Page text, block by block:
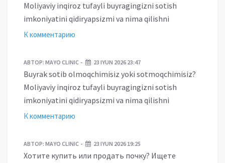
Moliyaviy inqiroz tufayli buyragingizni sotish
imkoniyatini qidiryapsizmi va nima qilishni
К комментарию
АВТОР: MAYO CLINIC 23 IYUN 2026 23:47
Buyrak sotib olmoqchimisiz yoki sotmoqchimisiz?
Moliyaviy inqiroz tufayli buyragingizni sotish
imkoniyatini qidiryapsizmi va nima qilishni
К комментарию
АВТОР: MAYO CLINIC 23 IYUN 2026 19:25
Хотите купить или продать почку? Ищете